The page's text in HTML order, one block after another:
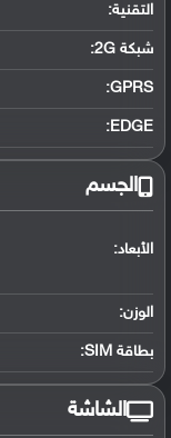
التقنية:
شبكة 2G:
GPRS:
EDGE:
الجسم
الأبعاد:
الوزن:
بطاقة SIM:
الشاشة